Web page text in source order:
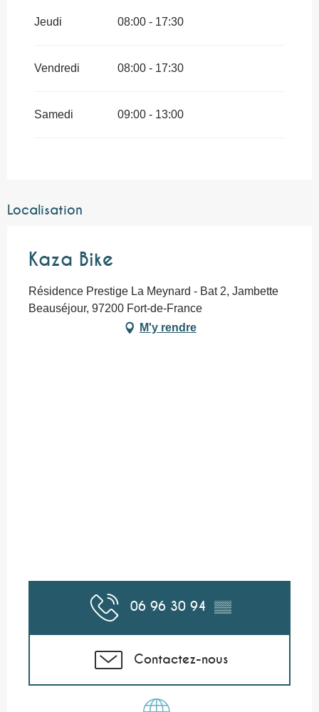
Jeudi 08:00 - 17:30
Vendredi 08:00 - 17:30
Samedi 09:00 - 13:00
Localisation
Kaza Bike
Résidence Prestige La Meynard - Bat 2, Jambette
Beauséjour, 97200 Fort-de-France
M'y rendre
06 96 30 94 ▒▒
Contactez-nous